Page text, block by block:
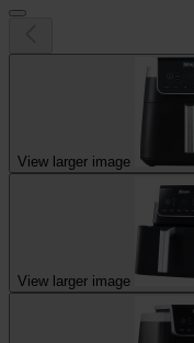
View larger image
View larger image